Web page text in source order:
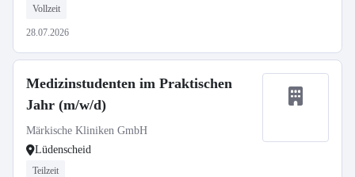
Vollzeit
28.07.2026
Medizinstudenten im Praktischen
Jahr (m/w/d)
Märkische Kliniken GmbH
Lüdenscheid
Teilzeit